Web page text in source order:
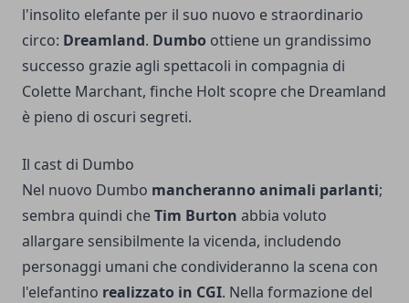
l'insolito elefante per il suo nuovo e straordinario
circo: Dreamland. Dumbo ottiene un grandissimo
successo grazie agli spettacoli in compagnia di
Colette Marchant, finche Holt scopre che Dreamland
è pieno di oscuri segreti.
Il cast di Dumbo
Nel nuovo Dumbo mancheranno animali parlanti;
sembra quindi cheTim Burton abbia voluto
allargare sensibilmente la vicenda, includendo
personaggi umani che condivideranno la scena con
l'elefantino realizzato in CGI. Nella formazione del